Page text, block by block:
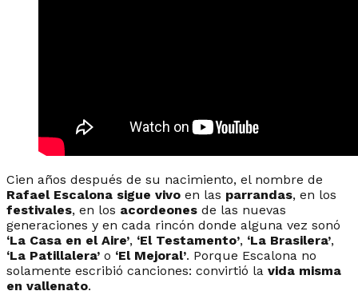
Cien años después de su nacimiento, el nombre de
Rafael Escalona sigue vivo en las parrandas, en los
festivales, en los acordeones de las nuevas
generaciones y en cada rincón donde alguna vez sonó
‘La Casa en el Aire’, ‘El Testamento’, ‘La Brasilera’,
‘La Patillalera’ o ‘El Mejoral’. Porque Escalona no
solamente escribió canciones: convirtió la vida misma
en vallenato.